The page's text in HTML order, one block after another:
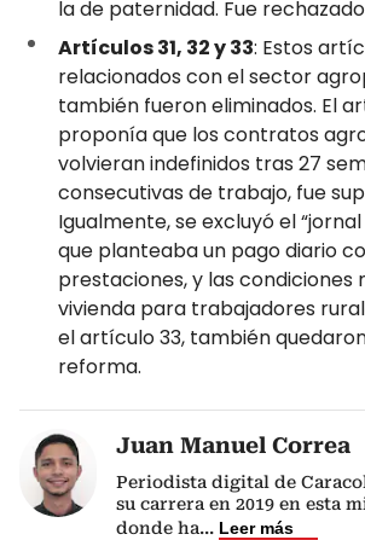
la de paternidad. Fue
Artículos 31, 32 y 33: Estos
relacionados con el sector
también fueron eliminados. El
proponía que los contratos
volvieran indefinidos tras 27
consecutivas de trabajo, fue
Igualmente, se excluyó el
que planteaba un pago diario
prestaciones, y las condiciones
vivienda para trabajadores
el artículo 33, también
reforma.
Juan Manuel Correa
Periodista digital de
su carrera en 2019 en esta
donde ha... Leer más